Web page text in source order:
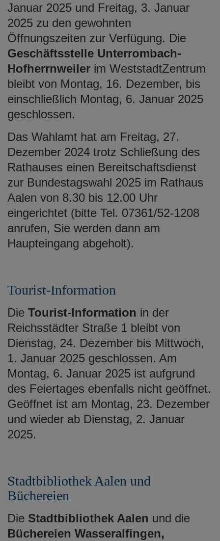
Januar 2025 und Freitag, 3. Januar
2025 zu den gewohnten
Öffnungszeiten zur Verfügung. Die
Geschäftsstelle Unterrombach-
Hofherrnweiler im WeststadtZentrum
bleibt von Montag, 16. Dezember, bis
einschließlich Montag, 6. Januar 2025
geschlossen.
Das Wahlamt hat am Freitag, 27.
Dezember 2024 trotz Schließung des
Rathauses einen Bereitschaftsdienst
zur Bundestagswahl 2025 im Rathaus
Aalen von 8.30 bis 12.00 Uhr
eingerichtet (bitte Tel. 07361/52-1208
anrufen, Sie werden dann am
Haupteingang abgeholt).
Tourist-Information
Die Tourist-Information in der
Reichsstädter Straße 1 bleibt von
Dienstag, 24. Dezember bis Mittwoch,
1. Januar 2025 geschlossen. Am
Montag, 6. Januar 2025 ist aufgrund
des Feiertages ebenfalls nicht geöffnet.
Geöffnet ist am Montag, 23. Dezember
und wieder ab Dienstag, 2. Januar
2025.
Stadtbibliothek Aalen und
Büchereien
Die Stadtbibliothek Aalen und die
Büchereien Wasseralfingen,